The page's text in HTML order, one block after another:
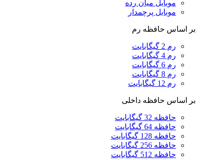
موبایل میان رده
موبایل پرچمدار
بر اساس حافظه رم
رم 2 گیگابایت
رم 4 گیگابایت
رم 6 گیگابایت
رم 8 گیگابایت
رم 12 گیگابایت
بر اساس حافظه داخلی
حافظه 32 گیگابایت
حافظه 64 گیگابایت
حافظه 128 گیگابایت
حافظه 256 گیگابایت
حافظه 512 گیگابایت